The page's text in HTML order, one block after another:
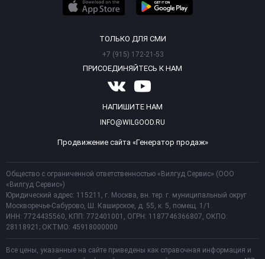
ТОЛЬКО ДЛЯ СМИ
+7 (915) 172-21-53
ПРИСОЕДИНЯЙТЕСЬ К НАМ
НАПИШИТЕ НАМ
INFO@WILGOOD.RU
Продвижение сайта «Генератор продаж»
Общество с ограниченной ответственностью «Вилгуд Сервис» (ООО
«Вилгуд Сервис»)
Юридический адрес: 115211, г. Москва, вн. тер. г. муниципальный округ
Москворечье-Сабурово, Ш. Каширское, д. 55, к. 5, помещ. 1/1.
ИНН: 7724435560, КПП: 772401001, ОГРН: 1187746366807, ОКПО:
28118921; ОКТМО: 45918000000
Все цены, указанные на сайте приведены как справочная информация и